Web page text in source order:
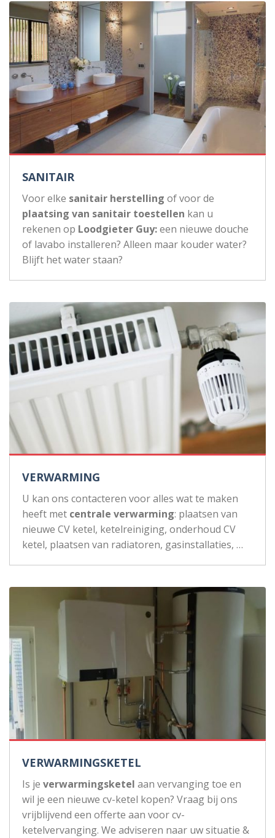
SANITAIR
Voor elke sanitair herstelling of voor de
plaatsing van sanitair toestellen kan u
rekenen op Loodgieter Guy:een nieuwe douche
of lavabo installeren? Alleen maar kouder water?
Blijft het water staan?
VERWARMING
U kan ons contacteren voor alles wat te maken
heeft met centrale verwarming: plaatsen van
nieuwe CV ketel, ketelreiniging, onderhoud CV
ketel, plaatsen van radiatoren, gasinstallaties, …
VERWARMINGSKETEL
Is je verwarmingsketel aan vervanging toe en
wil je een nieuwe cv-ketel kopen? Vraag bij ons
vrijblijvend een offerte aan voor cv-
ketelvervanging. We adviseren naar uw situatie &